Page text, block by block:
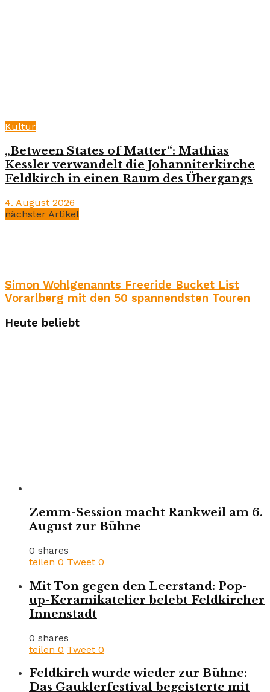
Kultur
„Between States of Matter“: Mathias
Kessler verwandelt die Johanniterkirche
Feldkirch in einen Raum des Übergangs
4. August 2026
nächster Artikel
Simon Wohlgenannts Freeride Bucket List
Vorarlberg mit den 50 spannendsten Touren
Heute beliebt
Zemm-Session macht Rankweil am 6.
August zur Bühne
0 shares
teilen 0 Tweet 0
Mit Ton gegen den Leerstand: Pop-
up-Keramikatelier belebt Feldkircher
Innenstadt
0 shares
teilen 0 Tweet 0
Feldkirch wurde wieder zur Bühne:
Das Gauklerfestival begeisterte mit